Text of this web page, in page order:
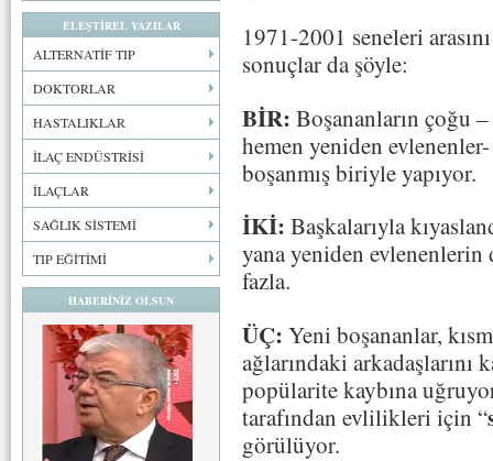
ELEŞTİREL YAZILAR
ALTERNATİF TIP
DOKTORLAR
HASTALIKLAR
İLAÇ ENDÜSTRİSİ
İLAÇLAR
SAĞLIK SİSTEMİ
TIP EĞİTİMİ
HABERİNİZ OLSUN
1971-2001 seneleri
sonuçlar da şöyle:
BİR: Boşananların çoğu
hemen yeniden
boşanmış biriyle yapıyor.
İKİ: Başkalarıyla
yana yeniden
fazla.
ÜÇ: Yeni boşananlar,
ağlarındaki arkadaşlarını
popülarite kaybına
tarafından evlilikleri için “
görülüyor.